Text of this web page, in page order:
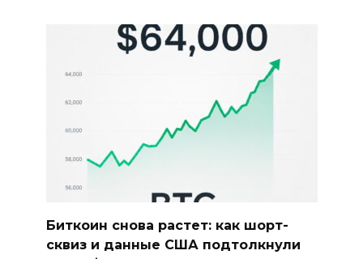
Биткоин снова растет: как шорт-
сквиз и данные США подтолкнули